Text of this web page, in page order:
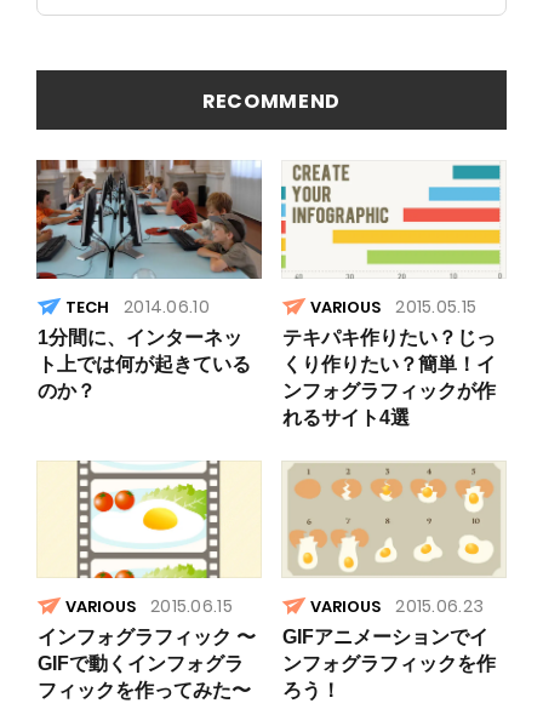
これに決
リッピン
でお手軽
RECOMMEND
2014.06.10
1分間に、インターネッ
ト上では何が起きている
のか？
VARIOUS 2015.05.15
テキパキ作りたい？じっ
くり作りたい？簡単！イ
ンフォグラフィックが作
れるサイト4選
VARIOUS 2015.06.15
インフォグラフィック 〜
GIFで動くインフォグラ
フィックを作ってみた〜
VARIOUS 2015.06.23
GIFアニメーションでイ
ンフォグラフィックを作
ろう！